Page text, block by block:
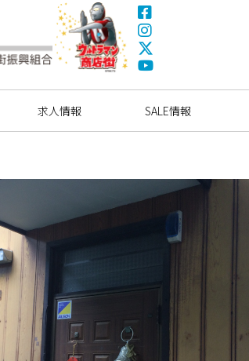
Fa
ce
bo
ok
Ins
tag
m
X(
itte
r)
ub
e
求人情報 SALE情報